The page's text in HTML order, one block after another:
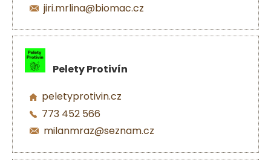
jiri.mrlina@biomac.cz
Pelety Protivín
peletyprotivin.cz
773 452 566
milanmraz@seznam.cz